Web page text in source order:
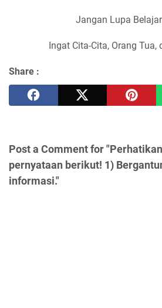
Jangan Lupa
Ingat Cita-Cita, Orang Tua,
Share :
Post a Comment for
pernyataan berikut! 1)
informasi."